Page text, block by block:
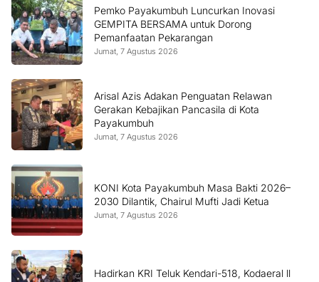
Pemko Payakumbuh Luncurkan Inovasi
GEMPITA BERSAMA untuk Dorong
Pemanfaatan Pekarangan
Jumat, 7 Agustus 2026
Arisal Azis Adakan Penguatan Relawan
Gerakan Kebajikan Pancasila di Kota
Payakumbuh
Jumat, 7 Agustus 2026
KONI Kota Payakumbuh Masa Bakti 2026–
2030 Dilantik, Chairul Mufti Jadi Ketua
Jumat, 7 Agustus 2026
Hadirkan KRI Teluk Kendari-518, Kodaeral ll